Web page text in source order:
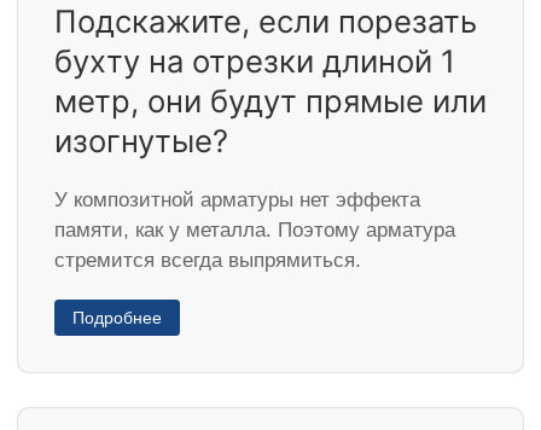
Подскажите, если порезать
бухту на отрезки длиной 1
метр, они будут прямые или
изогнутые?
У композитной арматуры нет эффекта
памяти, как у металла. Поэтому арматура
стремится всегда выпрямиться.
Подробнее